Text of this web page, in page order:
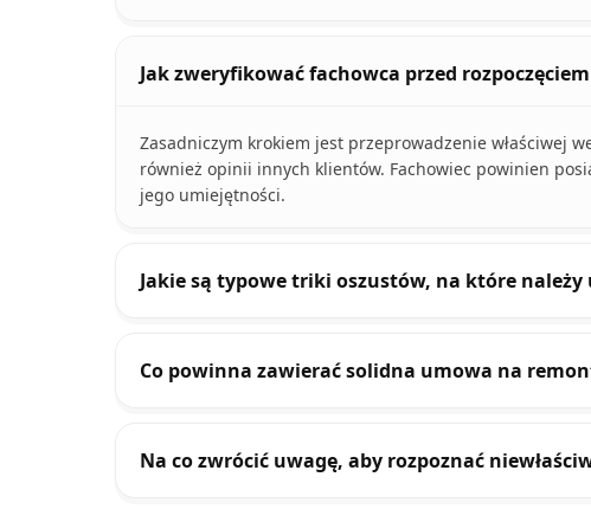
Jak zweryfikować fachowca przed
Zasadniczym krokiem jest przeprowadzenie właściwej
również opinii innych klientów. Fachowiec powinien
jego umiejętności.
Jakie są typowe triki oszustów, na które należy
Co powinna zawierać solidna umowa na
Na co zwrócić uwagę, aby rozpoznać